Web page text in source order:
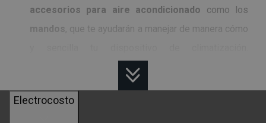
accesorios para aire acondicionado como los
mandos , que te ayudarán a manejar de manera cómo
Conectores externos
que te serán
para conectar unidades entre sí o Kits anti
humedad, la mejor solución para combatir la
Electrocosto